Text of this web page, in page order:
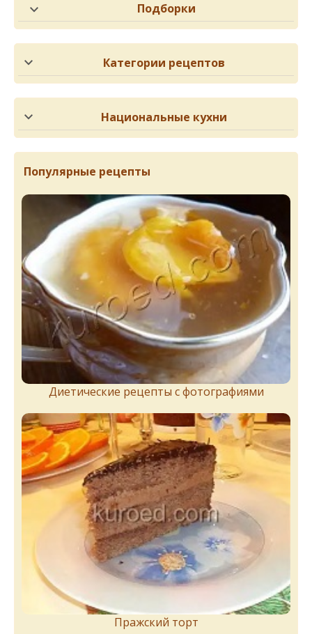
Подборки
Категории рецептов
Национальные кухни
Популярные рецепты
Диетические рецепты с фотографиями
Пражский торт